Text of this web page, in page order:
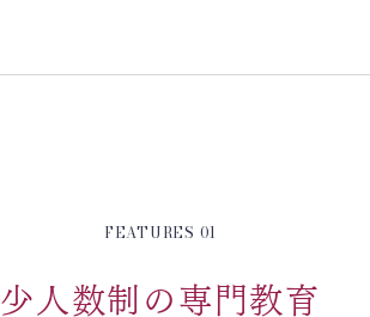
FEATURES 01
少人数制の専門教育